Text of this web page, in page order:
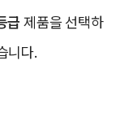
급 제품을 선택하
니다.